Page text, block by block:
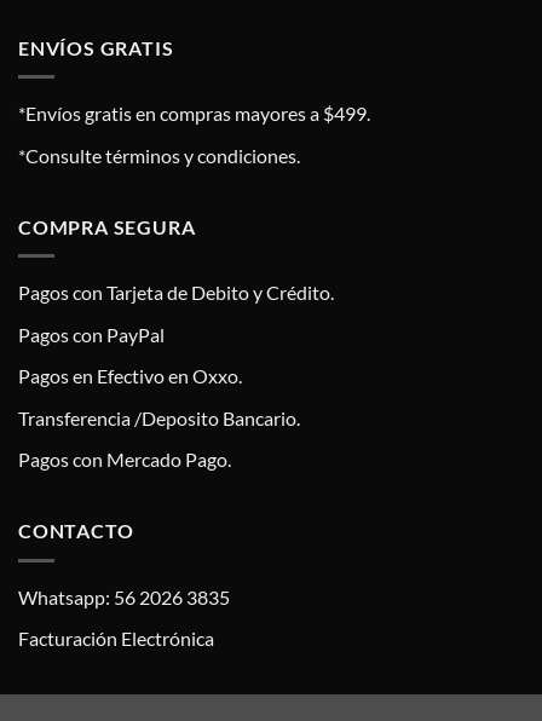
ENVÍOS GRATIS
*Envíos gratis en compras mayores a $499.
*Consulte términos y condiciones.
COMPRA SEGURA
Pagos con Tarjeta de Debito y Crédito.
Pagos con PayPal
Pagos en Efectivo en Oxxo.
Transferencia /Deposito Bancario.
Pagos con Mercado Pago.
CONTACTO
Whatsapp: 56 2026 3835
Facturación Electrónica